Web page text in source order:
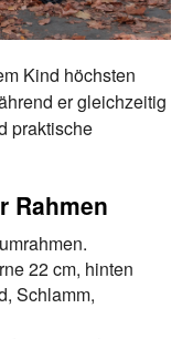
Kind höchsten
er gleichzeitig
praktische
Rahmen
22 cm, hinten
Schlamm,